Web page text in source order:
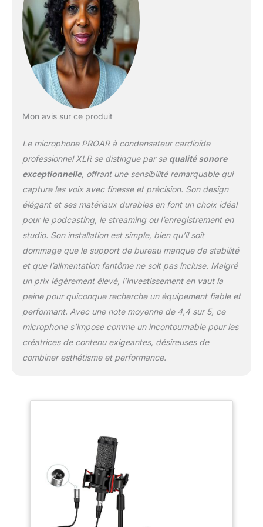
directement devant le microphone à
condensateur, la capsule cardioïde permet
de capturer un son impeccable et précis et
d'annuler le bruit de l'environnement et
d'améliorer la qualité du son. Le microphone
professionnel xlr utilise une toute nouvelle
technologie et des matériaux de haute
qualité pour vous apporter de meilleurs effets
d'enregistrement. Source d'alimentation
externe nécessaire : Remarque : Le
une interface XLR, il nécessite une
audio, une table de mixage ou un préampli
pour le fonctionnement. (Non inclus dans le
colis). Si vous avez besoin de vous
connecter à votre PC, ordinateur, ordinateur
connecter l'alimentation fantôme.
Microphone à condensateur parfait pour
l'enregistrement, les podcasts, les chants, le
streaming en direct, les jeux, YouTube,
ASMR, karaoké et les conversations en ligne.
Excellent effet de montage contre les chocs
et filtre anti-pop amovible : microphone à
condensateur XLR entièrement en métal,
robuste et durable. Le support antichoc
amélioré peut protéger votre microphone PC
tout autour avec un design de cordage
enveloppant haute élasticité et réduire les
d'enregistrement audio est livré avec un filtre
de sifflement et de liserte, ce qui améliore la
qualité du son. Base robuste et support
réglable en hauteur : ce support de
microphone de bureau est conçu avec une
base lourde qui offre un équilibre précis et
une stabilité pour votre microphone XLR
pour podcast. La hauteur de ce support de
microphone robuste Proar est réglable de 19
Mon avis sur ce produit
Le microphone PROAR à condensateur cardioïde
professionnel XLR se distingue par sa qualité sonore
exceptionnelle, offrant une sensibilité remarquable qui
capture les voix avec finesse et précision. Son design
élégant et ses matériaux durables en font un choix idéal
pour le podcasting, le streaming ou l’enregistrement en
studio. Son installation est simple, bien qu’il soit
dommage que le support de bureau manque de stabilité
et que l’alimentation fantôme ne soit pas incluse. Malgré
un prix légèrement élevé, l’investissement en vaut la
peine pour quiconque recherche un équipement fiable et
performant. Avec une note moyenne de 4,4 sur 5, ce
microphone s’impose comme un incontournable pour les
créatrices de contenu exigeantes, désireuses de
combiner esthétisme et performance.